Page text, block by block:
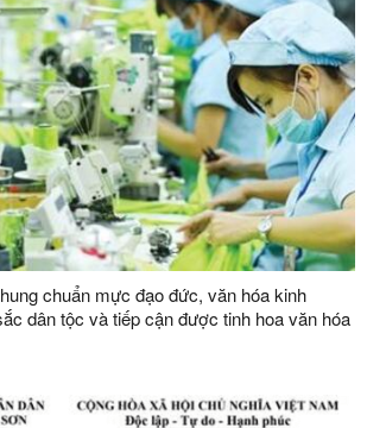
chuẩn mực đạo đức, văn hóa kinh
dân tộc và tiếp cận được tinh hoa văn hóa